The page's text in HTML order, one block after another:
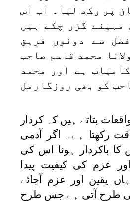
پر رکھ لیا۔ اب اس
مہینے گزر چکے ہیں
سے دونوں فریق
محمد قاسم صاحب
ہے اور محمد
کو بھی روزگارمل
بتاتے ہیں کہ کردار
رکھتا ہے۔ اگر آدمی
کا باکردار ہونا اس کی
عزم کی کیفیت پیدا
یقین اور عزم آجائے
طرح آتی ہے جس طرح